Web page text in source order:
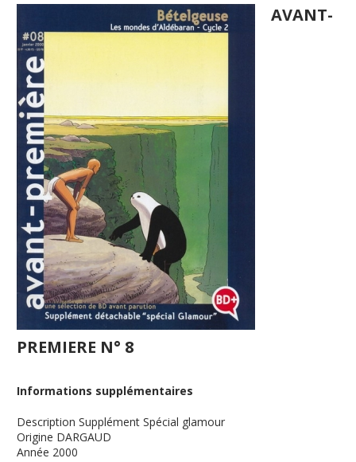
AVANT-
PREMIERE N° 8
Informations supplémentaires
Description Supplément Spécial glamour
Origine DARGAUD
Année 2000